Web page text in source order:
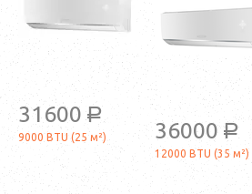
31600 a
9000 BTU (25 м²) 36000 a
12000 BTU (35 м²)